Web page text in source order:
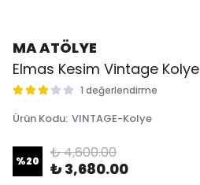
MA ATÖLYE
Elmas Kesim Vintage Kolye
1 değerlendirme
Ürün Kodu: VINTAGE-Kolye
%20 ₺ 4,600.00
₺ 3,680.00